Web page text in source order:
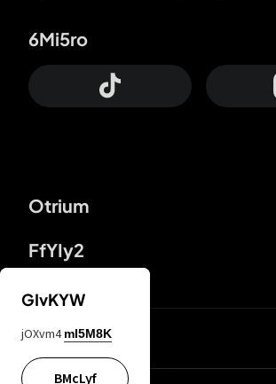
Otrium
FfYIy2
6Mi5ro
DDcvSo
GIvKYW
jOXvm4 mI5M8K
BMcLyf